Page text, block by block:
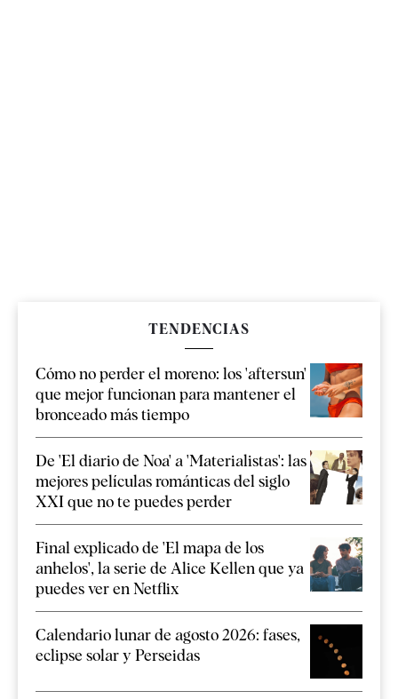
TENDENCIAS
Cómo no perder el moreno: los 'aftersun'
que mejor funcionan para mantener el
bronceado más tiempo
De 'El diario de Noa' a 'Materialistas': las
mejores películas románticas del siglo
XXI que no te puedes perder
Final explicado de 'El mapa de los
anhelos', la serie de Alice Kellen que ya
puedes ver en Netflix
Calendario lunar de agosto 2026: fases,
eclipse solar y Perseidas